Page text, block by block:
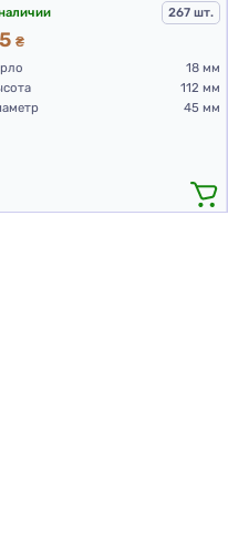
267 шт.
₴
18 мм
112 мм
45 мм